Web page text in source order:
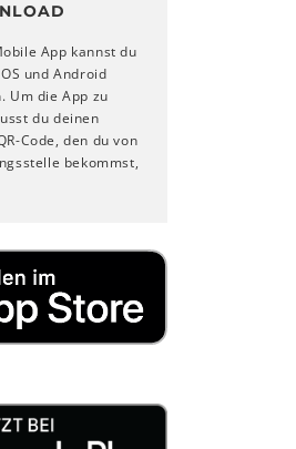
App kannst du
und Android
Um die App zu
du deinen
Code, den du von
bekommst,